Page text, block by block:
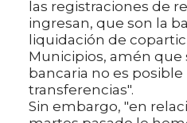
las registraciones de
ingresan, que son la
liquidación de
Municipios, amén que
bancaria no es posible
transferencias".
Sin embargo, "en